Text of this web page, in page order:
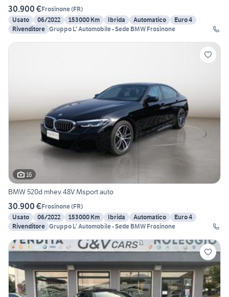
30.900 €Frosinone(FR)
Usato
06/2022 153000 Km Ibrida Automatico
Euro 4
Rivenditore Gruppo L' Automobile - Sede BMW Frosinone
16
BMW 520d mhev 48V Msport auto
30.900 €Frosinone(FR)
Usato
06/2022 153000 Km Ibrida Automatico
Euro 4
Rivenditore Gruppo L' Automobile - Sede BMW Frosinone